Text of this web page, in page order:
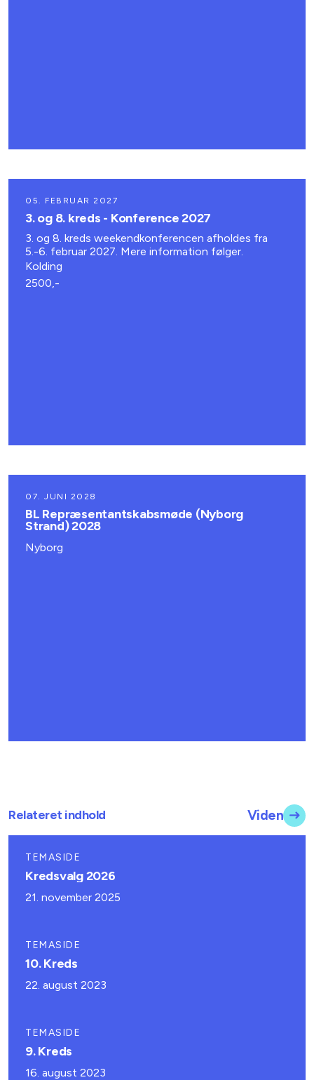
05. FEBRUAR 2027
3. og 8. kreds - Konference 2027
3. og 8. kreds weekendkonferencen afholdes fra
5.-6. februar 2027. Mere information følger.
Kolding
2500,-
07. JUNI 2028
BL Repræsentantskabsmøde (Nyborg
Strand) 2028
Nyborg
Relateret indhold Viden
TEMASIDE
Kredsvalg 2026
21. november 2025
TEMASIDE
10. Kreds
22. august 2023
TEMASIDE
9. Kreds
16. august 2023